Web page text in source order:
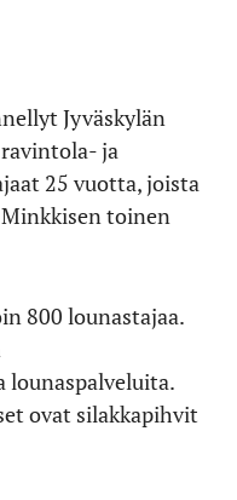
Jyväskylän
ja
25 vuotta, joista
toinen
800 lounastajaa.
lounaspalveluita.
ovat silakkapihvit